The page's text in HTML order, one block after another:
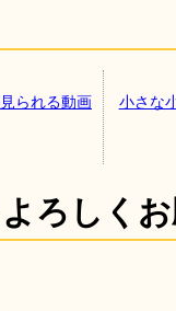
られる動画
小さな
ろしく